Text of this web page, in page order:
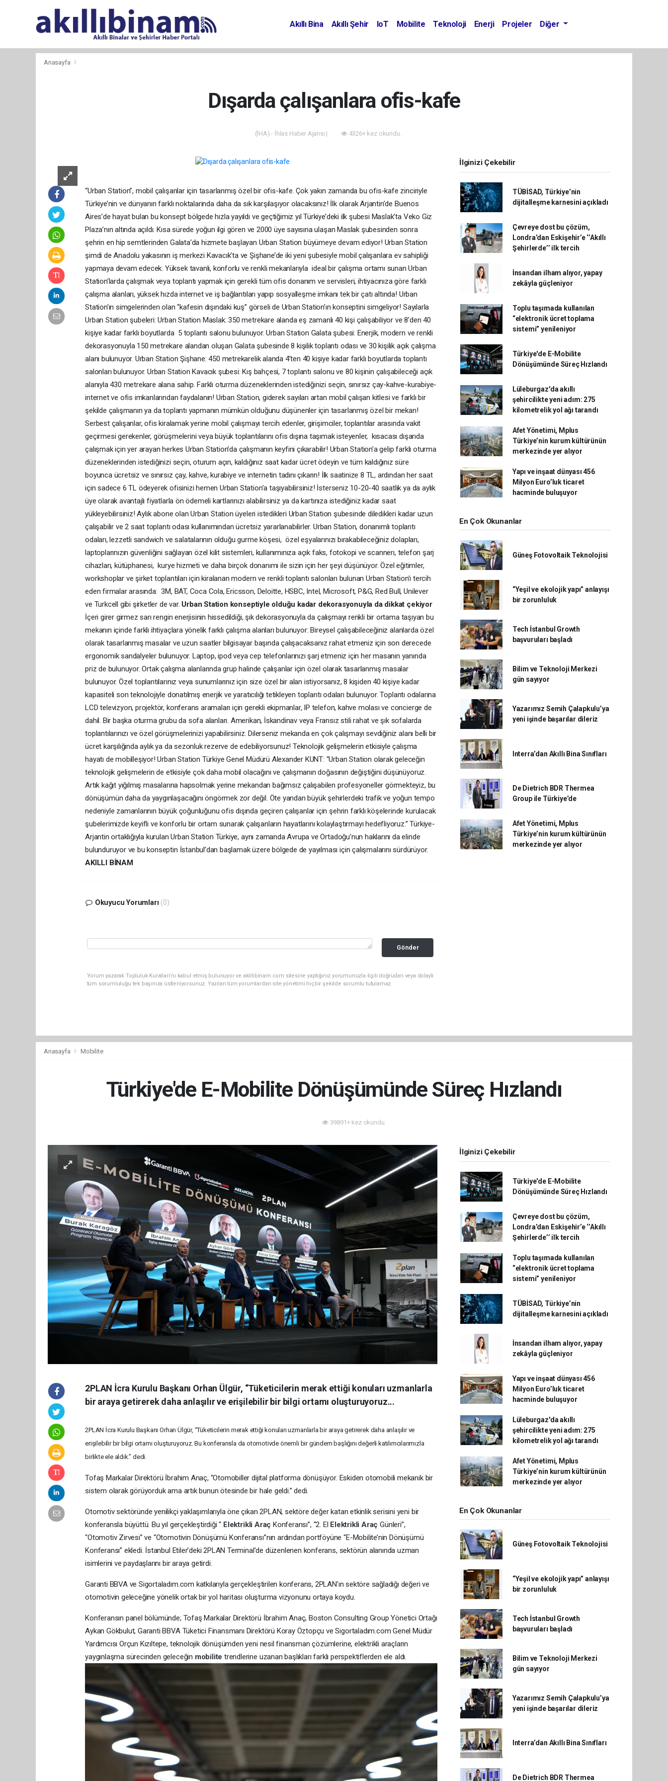
Akıllı Bina Akıllı Şehir IoT Mobilite Teknoloji Enerji Projeler Diğer
Anasayfa
Dışarda çalışanlara ofis-kafe
(İHA) - İhlas Haber Ajansı | 4326+ kez okundu.
“Urban Station”, mobil çalışanlar için tasarlanmış özel bir ofis-kafe. Çok yakın zamanda bu ofis-kafe zinciriyle
Türkiye’nin ve dünyanın farklı noktalarında daha da sık karşılaşıyor olacaksınız! İlk olarak Arjantin’de Buenos
Aires’de hayat bulan bu konsept bölgede hızla yayıldı ve geçtiğimiz yıl Türkiye’deki ilk şubesi Maslak’ta Veko Giz
Plaza’nın altında açıldı. Kısa sürede yoğun ilgi gören ve 2000 üye sayısına ulaşan Maslak şubesinden sonra
şehrin en hip semtlerinden Galata’da hizmete başlayan Urban Station büyümeye devam ediyor! Urban Station
şimdi de Anadolu yakasının iş merkezi Kavacık’ta ve Şişhane’de iki yeni şubesiyle mobil çalışanlara ev sahipliği
yapmaya devam edecek. Yüksek tavanlı, konforlu ve renkli mekanlarıyla ideal bir çalışma ortamı sunan Urban
Station’larda çalışmak veya toplantı yapmak için gerekli tüm ofis donanım ve servisleri, ihtiyacınıza göre farklı
çalışma alanları, yüksek hızda internet ve iş bağlantıları yapıp sosyalleşme imkanı tek bir çatı altında! Urban
Station’ın simgelerinden olan “kafesin dışındaki kuş” görseli de Urban Station’ın konseptini simgeliyor! Sayılarla
Urban Station şubeleri: Urban Station Maslak: 350 metrekare alanda eş zamanlı 40 kişi çalışabiliyor ve 8’den 40
kişiye kadar farklı boyutlarda 5 toplantı salonu bulunuyor. Urban Station Galata şubesi: Enerjik, modern ve renkli
dekorasyonuyla 150 metrekare alandan oluşan Galata şubesinde 8 kişilik toplantı odası ve 30 kişilik açık çalışma
alanı bulunuyor. Urban Station Şişhane: 450 metrekarelik alanda 4’ten 40 kişiye kadar farklı boyutlarda toplantı
salonları bulunuyor. Urban Station Kavacık şubesi: Kış bahçesi, 7 toplantı salonu ve 80 kişinin çalışabileceği açık
alanıyla 430 metrekare alana sahip. Farklı oturma düzeneklerinden istediğinizi seçin, sınırsız çay-kahve-kurabiye-
internet ve ofis imkanlarından faydalanın! Urban Station, giderek sayıları artan mobil çalışan kitlesi ve farklı bir
şekilde çalışmanın ya da toplantı yapmanın mümkün olduğunu düşünenler için tasarlanmış özel bir mekan!
Serbest çalışanlar, ofis kiralamak yerine mobil çalışmayı tercih edenler, girişimciler, toplantılar arasında vakit
geçirmesi gerekenler, görüşmelerini veya büyük toplantılarını ofis dışına taşımak isteyenler, kısacası dışarıda
çalışmak için yer arayan herkes Urban Station’da çalışmanın keyfini çıkarabilir! Urban Station’a gelip farklı oturma
düzeneklerinden istediğinizi seçin, oturum açın, kaldığınız saat kadar ücret ödeyin ve tüm kaldığınız süre
boyunca ücretsiz ve sınırsız çay, kahve, kurabiye ve internetin tadını çıkarın! İlk saatinize 8 TL, ardından her saat
için sadece 6 TL ödeyerek ofisinizi hemen Urban Station’a taşıyabilirsiniz! İsterseniz 10-20-40 saatlik ya da aylık
üye olarak avantajlı fiyatlarla ön ödemeli kartlarınızı alabilirsiniz ya da kartınıza istediğiniz kadar saat
yükleyebilirsiniz! Aylık abone olan Urban Station üyeleri istedikleri Urban Station şubesinde diledikleri kadar uzun
çalışabilir ve 2 saat toplantı odası kullanımından ücretsiz yararlanabilirler. Urban Station, donanımlı toplantı
odaları, lezzetli sandwich ve salatalarının olduğu gurme köşesi, özel eşyalarınızı bırakabileceğiniz dolapları,
laptoplarınızın güvenliğini sağlayan özel kilit sistemleri, kullanımınıza açık faks, fotokopi ve scannerı, telefon şarj
cihazları, kütüphanesi, kurye hizmeti ve daha birçok donanımı ile sizin için her şeyi düşünüyor. Özel eğitimler,
workshoplar ve şirket toplantıları için kiralanan modern ve renkli toplantı salonları bulunan Urban Station’ı tercih
eden firmalar arasında: 3M, BAT, Coca Cola, Ericsson, Deloitte, HSBC, Intel, Microsoft, P&G, Red Bull, Unilever
ve Turkcell gibi şirketler de var. Urban Station konseptiyle olduğu kadar dekorasyonuyla da dikkat çekiyor
İçeri girer girmez sarı rengin enerjisinin hissedildiği, şık dekorasyonuyla da çalışmayı renkli bir ortama taşıyan bu
mekanın içinde farklı ihtiyaçlara yönelik farklı çalışma alanları bulunuyor: Bireysel çalışabileceğiniz alanlarda özel
olarak tasarlanmış masalar ve uzun saatler bilgisayar başında çalışacaksanız rahat etmeniz için son derecede
ergonomik sandalyeler bulunuyor. Laptop, ipod veya cep telefonlarınızı şarj etmeniz için her masanın yanında
priz de bulunuyor. Ortak çalışma alanlarında grup halinde çalışanlar için özel olarak tasarlanmış masalar
bulunuyor. Özel toplantılarınız veya sunumlarınız için size özel bir alan istiyorsanız, 8 kişiden 40 kişiye kadar
kapasiteli son teknolojiyle donatılmış enerjik ve yaratıcılığı tetikleyen toplantı odaları bulunuyor. Toplantı odalarına
LCD televizyon, projektör, konferans aramaları için gerekli ekipmanlar, IP telefon, kahve molası ve concierge de
dahil. Bir başka oturma grubu da sofa alanları. Amerikan, İskandinav veya Fransız stili rahat ve şık sofalarda
toplantılarınızı ve özel görüşmelerinizi yapabilirsiniz. Dilerseniz mekanda en çok çalışmayı sevdiğiniz alanı belli bir
ücret karşılığında aylık ya da sezonluk rezerve de edebiliyorsunuz! Teknolojik gelişmelerin etkisiyle çalışma
hayatı de mobilleşiyor! Urban Station Türkiye Genel Müdürü Alexander KUNT: "Urban Station olarak geleceğin
teknolojik gelişmelerin de etkisiyle çok daha mobil olacağını ve çalışmanın doğasının değiştiğini düşünüyoruz.
Artık kağıt yığılmış masalarına hapsolmak yerine mekandan bağımsız çalışabilen profesyoneller görmekteyiz, bu
dönüşümün daha da yaygınlaşacağını öngörmek zor değil. Öte yandan büyük şehirlerdeki trafik ve yoğun tempo
nedeniyle zamanlarının büyük çoğunluğunu ofis dışında geçiren çalışanlar için şehrin farklı köşelerinde kurulacak
şubelerimizde keyifli ve konforlu bir ortam sunarak çalışanların hayatlarını kolaylaştırmayı hedefliyoruz.” Türkiye-
Arjantin ortaklığıyla kurulan Urban Station Türkiye, aynı zamanda Avrupa ve Ortadoğu’nun haklarını da elinde
bulunduruyor ve bu konseptin İstanbul’dan başlamak üzere bölgede de yayılması için çalışmalarını sürdürüyor.
AKILLI BİNAM
Okuyucu Yorumları (0)
Gönder
Yorum yazarak Topluluk Kuralları’nı kabul etmiş bulunuyor ve akillibinam.com sitesine yaptığınız yorumunuzla ilgili doğrudan veya dolaylı
tüm sorumluluğu tek başınıza üstleniyorsunuz. Yazılan tüm yorumlardan site yönetimi hiçbir şekilde sorumlu tutulamaz.
İlginizi Çekebilir
TÜBİSAD, Türkiye’nin
dijitalleşme karnesini açıkladı
Çevreye dost bu çözüm,
Londra’dan Eskişehir’e ‘’Akıllı
Şehirlerde’’ ilk tercih
İnsandan ilham alıyor, yapay
zekâyla güçleniyor
Toplu taşımada kullanılan
“elektronik ücret toplama
sistemi” yenileniyor
Türkiye'de E-Mobilite
Dönüşümünde Süreç Hızlandı
Lüleburgaz'da akıllı
şehircilikte yeni adım: 275
kilometrelik yol ağı tarandı
Afet Yönetimi, Mplus
Türkiye’nin kurum kültürünün
merkezinde yer alıyor
Yapı ve inşaat dünyası 456
Milyon Euro’luk ticaret
hacminde buluşuyor
En Çok Okunanlar
Güneş Fotovoltaik Teknolojisi
“Yeşil ve ekolojik yapı” anlayışı
bir zorunluluk
Tech İstanbul Growth
başvuruları başladı
Bilim ve Teknoloji Merkezi
gün sayıyor
Yazarımız Semih Çalapkulu’ya
yeni işinde başarılar dileriz
Interra’dan Akıllı Bina Sınıfları
De Dietrich BDR Thermea
Group ile Türkiye’de
Afet Yönetimi, Mplus
Türkiye’nin kurum kültürünün
merkezinde yer alıyor
Anasayfa Mobilite
Türkiye'de E-Mobilite Dönüşümünde Süreç Hızlandı
39891+ kez okundu.
2PLAN İcra Kurulu Başkanı Orhan Ülgür, “Tüketicilerin merak ettiği konuları uzmanlarla
bir araya getirerek daha anlaşılır ve erişilebilir bir bilgi ortamı oluşturuyoruz...
2PLAN İcra Kurulu Başkanı Orhan Ülgür, “Tüketicilerin merak ettiği konuları uzmanlarla bir araya getirerek daha anlaşılır ve
erişilebilir bir bilgi ortamı oluşturuyoruz. Bu konferansla da otomotivde önemli bir gündem başlığını değerli katılımcılarımızla
birlikte ele aldık.” dedi.
Tofaş Markalar Direktörü İbrahim Anaç, “Otomobiller dijital platforma dönüşüyor. Eskiden otomobili mekanik bir
sistem olarak görüyorduk ama artık bunun ötesinde bir hale geldi.” dedi.
Otomotiv sektöründe yenilikçi yaklaşımlarıyla öne çıkan 2PLAN, sektöre değer katan etkinlik serisini yeni bir
konferansla büyüttü. Bu yıl gerçekleştirdiği “ Elektrikli Araç Konferansı”, “2. El Elektrikli AraçGünleri”,
“Otomotiv Zirvesi” ve “Otomotivin Dönüşümü Konferansı”nın ardından portföyüne “E-Mobilite’nin Dönüşümü
Konferansı” ekledi. İstanbul Etiler’deki 2PLAN Terminal’de düzenlenen konferans, sektörün alanında uzman
isimlerini ve paydaşlarını bir araya getirdi.
Garanti BBVA ve Sigortaladım.com katkılarıyla gerçekleştirilen konferans, 2PLAN’ın sektöre sağladığı değeri ve
otomotivin geleceğine yönelik ortak bir yol haritası oluşturma vizyonunu ortaya koydu.
Konferansın panel bölümünde; Tofaş Markalar Direktörü İbrahim Anaç, Boston Consulting Group Yönetici Ortağı
Aykan Gökbulut, Garanti BBVA Tüketici Finansmanı Direktörü Koray Öztopçu ve Sigortaladım.com Genel Müdür
Yardımcısı Orçun Kızıltepe, teknolojik dönüşümden yeni nesil finansman çözümlerine, elektrikli araçların
yaygınlaşma sürecinden geleceğin mobilitetrendlerine uzanan başlıkları farklı perspektiflerden ele aldı.
İlginizi Çekebilir
Türkiye'de E-Mobilite
Dönüşümünde Süreç Hızlandı
Çevreye dost bu çözüm,
Londra’dan Eskişehir’e ‘’Akıllı
Şehirlerde’’ ilk tercih
Toplu taşımada kullanılan
“elektronik ücret toplama
sistemi” yenileniyor
TÜBİSAD, Türkiye’nin
dijitalleşme karnesini açıkladı
İnsandan ilham alıyor, yapay
zekâyla güçleniyor
Yapı ve inşaat dünyası 456
Milyon Euro’luk ticaret
hacminde buluşuyor
Lüleburgaz'da akıllı
şehircilikte yeni adım: 275
kilometrelik yol ağı tarandı
Afet Yönetimi, Mplus
Türkiye’nin kurum kültürünün
merkezinde yer alıyor
En Çok Okunanlar
Güneş Fotovoltaik Teknolojisi
“Yeşil ve ekolojik yapı” anlayışı
bir zorunluluk
Tech İstanbul Growth
başvuruları başladı
Bilim ve Teknoloji Merkezi
gün sayıyor
Yazarımız Semih Çalapkulu’ya
yeni işinde başarılar dileriz
Interra’dan Akıllı Bina Sınıfları
De Dietrich BDR Thermea